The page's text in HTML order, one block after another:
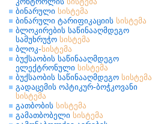
ბინარული სისტემა
ბინარული ტარიფიკაციის სისტემა
ბლოკირების საწინააღმდეგო
სამუხრუჭო სისტემა
ბლოკ-სისტემა
ბუქსაობის საწინააღმდეგო
ელექტრონული სისტემა
ბუქსაობის საწინააღმდეგო სისტემა
გადაცემის ოპტიკურ-ბოჭკოვანი
სისტემა
გათბობის სისტემა
გამათბობელი სისტემა